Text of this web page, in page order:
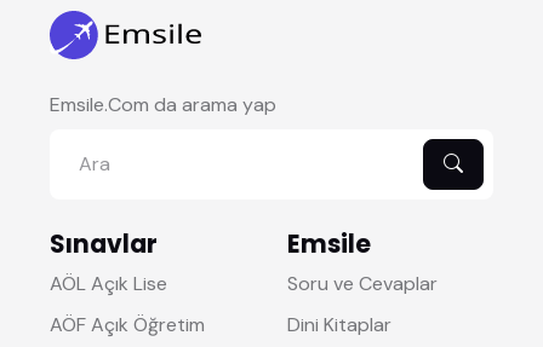
Emsile.Com da arama yap
Sınavlar
AÖL Açık Lise
AÖF Açık Öğretim
Emsile
Soru ve Cevaplar
Dini Kitaplar